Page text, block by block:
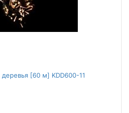
[60 м] KDD600-11